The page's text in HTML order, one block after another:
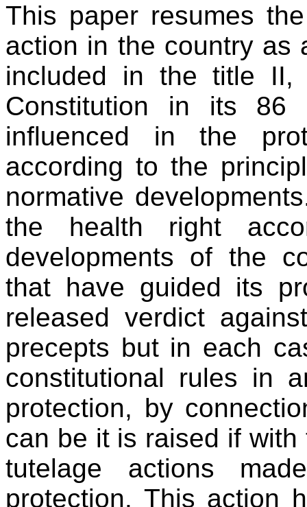
This paper resumes
action in the country as
included in the title II,
Constitution in its
influenced in the
according to the
normative
the health right
developments of the
that have guided its
released verdict
precepts but in each
constitutional rules in
protection, by
can be it is raised if
tutelage actions
protection. This action